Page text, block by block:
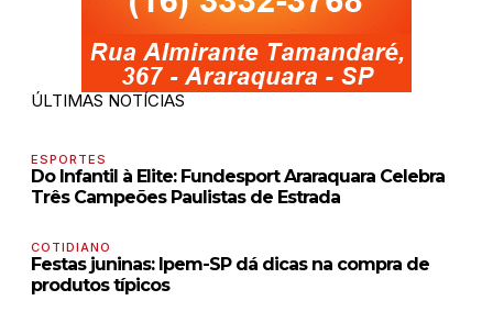
ÚLTIMAS NOTÍCIAS
ESPORTES
Do Infantil à Elite: Fundesport Araraquara Celebra
Três Campeões Paulistas de Estrada
COTIDIANO
Festas juninas: Ipem-SP dá dicas na compra de
produtos típicos